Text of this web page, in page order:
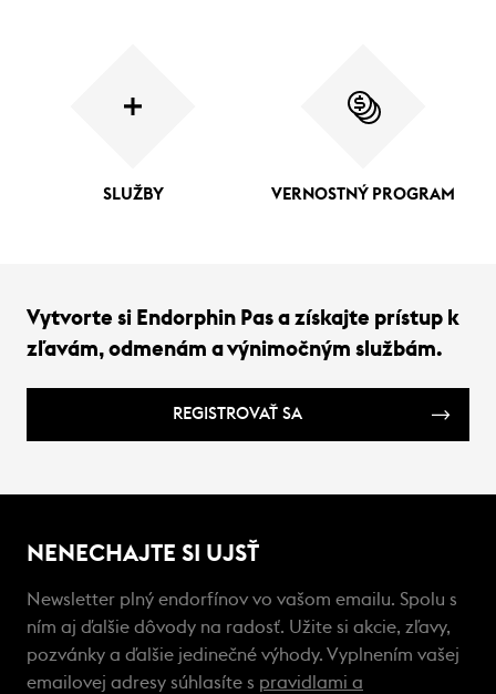
SLUŽBY VERNOSTNÝ PROGRAM
Vytvorte si Endorphin Pas a získajte prístup k
zľavám, odmenám a výnimočným službám.
REGISTROVAŤ SA
NENECHAJTE SI UJSŤ
Newsletter plný endorfínov vo vašom emailu. Spolu s
ním aj ďalšie dôvody na radosť. Užite si akcie, zľavy,
pozvánky a ďalšie jedinečné výhody. Vyplnením vašej
emailovej adresy súhlasíte s pravidlami a